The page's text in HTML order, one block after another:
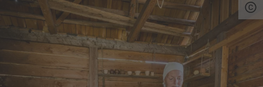
Bärnau-Tachov zeugen von der langen und
bewegten Geschichte der Region. Und immer
wieder öffnen sich sagenhafte Blicke auf die
ursprüngliche Landschaft hier am Grünen
Dach Europas.